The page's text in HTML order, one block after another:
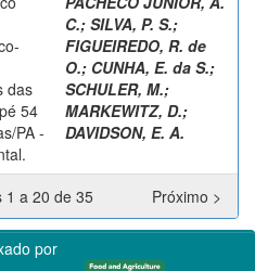
das
54
PA -
C.; SILVA, P. S.;
FIGUEIREDO, R. de
O.; CUNHA, E. da S.;
SCHULER, M.;
MARKEWITZ, D.;
DAVIDSON, E. A.
1 a 20 de 35 Próximo >
por